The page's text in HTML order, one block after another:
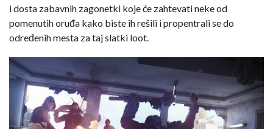
i dosta zabavnih zagonetki koje će zahtevati neke od
pomenutih oruđa kako biste ih rešili i propentrali se do
određenih mesta za taj slatki loot.